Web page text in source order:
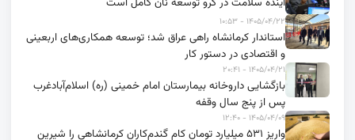
۱۴۰۵/۰۴/۲۲ - ۱۰:۵۳
استاندار کرمانشاه راهی عراق شد؛ توسعه همکاری‌های اربعینی
و اقتصادی در دستور کار
۱۴۰۵/۰۴/۲۱ - ۲۰:۴۱
بازگشایی داروخانه بیمارستان امام خمینی (ره) اسلام‌آبادغرب
پس از پنج سال وقفه
۱۴۰۵/۰۴/۰۹ - ۱۲:۴۰
واریز ۵۳۱ میلیارد تومان کام گندم‌کاران کرمانشاهی را شیرین